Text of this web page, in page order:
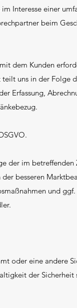
Interesse einer
beim
dem Kunden
uns in der
Erfassung,
der im
besseren
und
oder eine andere
der